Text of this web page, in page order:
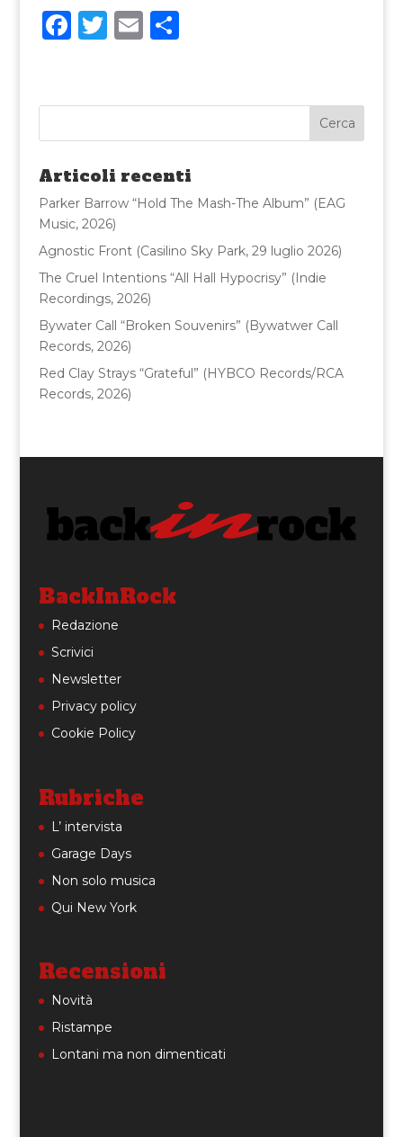
F
e
b
o
o
k
T
te
r
E
l
C
di
vi
di
Articoli recenti
Parker Barrow “Hold The Mash-The Album” (EAG
Music, 2026)
Agnostic Front (Casilino Sky Park, 29 luglio 2026)
The Cruel Intentions “All Hall Hypocrisy” (Indie
Recordings, 2026)
Bywater Call “Broken Souvenirs” (Bywatwer Call
Records, 2026)
Red Clay Strays “Grateful” (HYBCO Records/RCA
Records, 2026)
BackInRock
Redazione
Scrivici
Newsletter
Privacy policy
Cookie Policy
Rubriche
L’ intervista
Garage Days
Non solo musica
Qui New York
Recensioni
Novità
Ristampe
Lontani ma non dimenticati